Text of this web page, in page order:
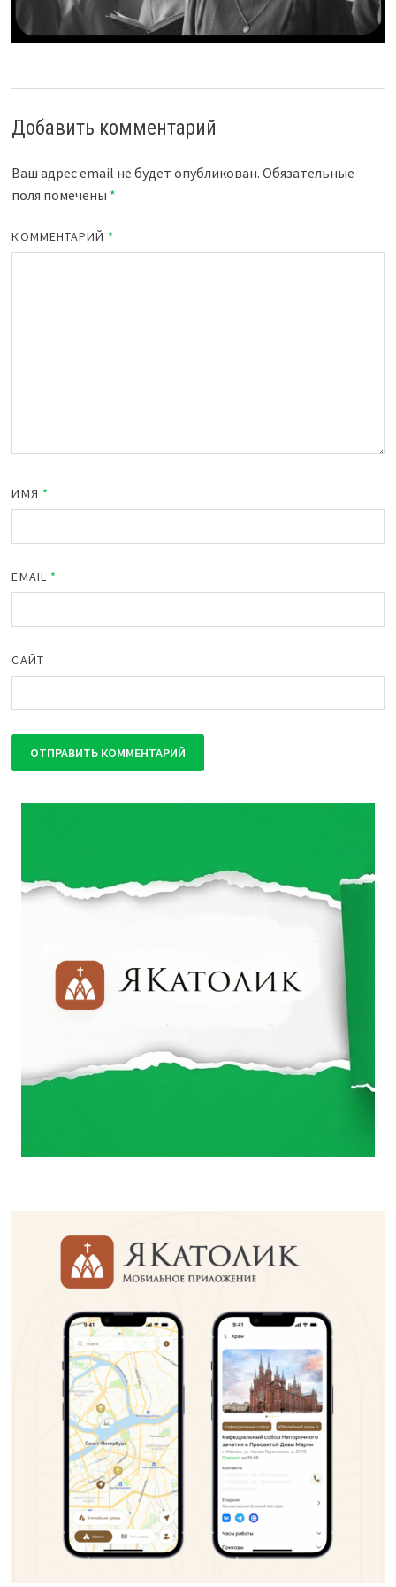
Добавить комментарий
Ваш адрес email не будет опубликован. Обязательные
поля помечены *
КОММЕНТАРИЙ *
ИМЯ *
EMAIL *
САЙТ